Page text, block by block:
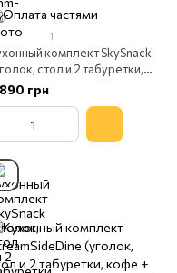
1
комплект SkySnack
стол и 2 табуретки,
+ кофе + сонома)
грн